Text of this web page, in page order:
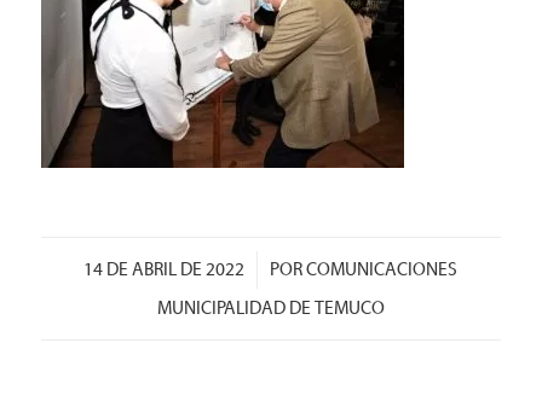
14 DE ABRIL DE 2022
/ PORCOMUNICACIONES
MUNICIPALIDAD DE TEMUCO